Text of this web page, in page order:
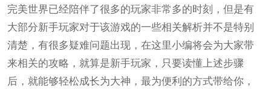
完美世界已经陪伴了很多的玩家非常多的时刻，但是有
大部分新手玩家对于该游戏的一些相关解析并不是特别
清楚，有很多疑难问题出现，在这里小编将会为大家带
来相关的攻略，就算是新手玩家，只要读懂上述步骤
后，就能够轻松成长为大神，最为便利的方式带给你，